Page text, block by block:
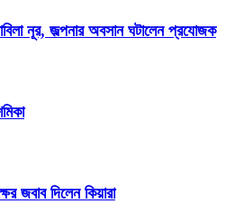
নূর, জল্পনার অবসান ঘটালেন প্রযোজক
জবাব দিলেন কিয়ারা